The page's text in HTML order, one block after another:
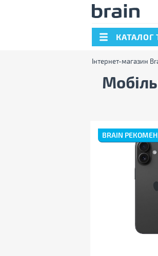
КАТАЛОГ
Інтернет-магазин
BRAIN